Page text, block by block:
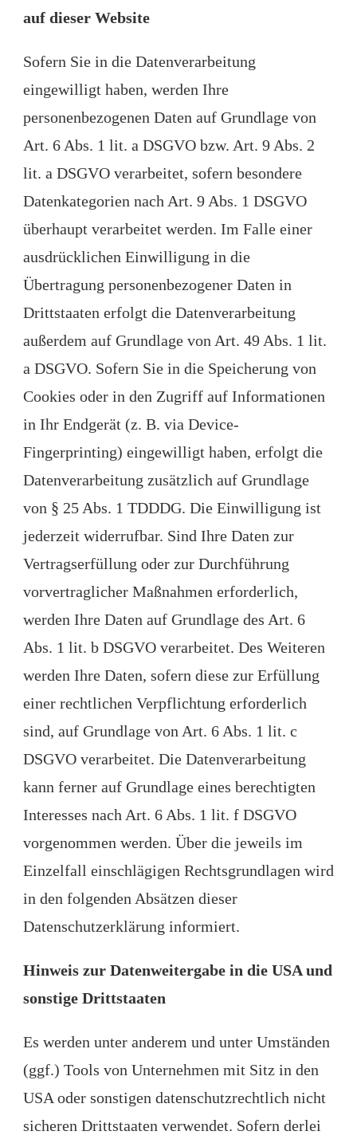
auf dieser Website
Sofern Sie in die Datenverarbeitung
eingewilligt haben, werden Ihre
personenbezogenen Daten auf Grundlage von
Art. 6 Abs. 1 lit. a DSGVO bzw. Art. 9 Abs. 2
lit. a DSGVO verarbeitet, sofern besondere
Datenkategorien nach Art. 9 Abs. 1 DSGVO
überhaupt verarbeitet werden. Im Falle einer
ausdrücklichen Einwilligung in die
Übertragung personenbezogener Daten in
Drittstaaten erfolgt die Datenverarbeitung
außerdem auf Grundlage von Art. 49 Abs. 1 lit.
a DSGVO. Sofern Sie in die Speicherung von
Cookies oder in den Zugriff auf Informationen
in Ihr Endgerät (z. B. via Device-
Fingerprinting) eingewilligt haben, erfolgt die
Datenverarbeitung zusätzlich auf Grundlage
von § 25 Abs. 1 TDDDG. Die Einwilligung ist
jederzeit widerrufbar. Sind Ihre Daten zur
Vertragserfüllung oder zur Durchführung
vorvertraglicher Maßnahmen erforderlich,
werden Ihre Daten auf Grundlage des Art. 6
Abs. 1 lit. b DSGVO verarbeitet. Des Weiteren
werden Ihre Daten, sofern diese zur Erfüllung
einer rechtlichen Verpflichtung erforderlich
sind, auf Grundlage von Art. 6 Abs. 1 lit. c
DSGVO verarbeitet. Die Datenverarbeitung
kann ferner auf Grundlage eines berechtigten
Interesses nach Art. 6 Abs. 1 lit. f DSGVO
vorgenommen werden. Über die jeweils im
Einzelfall einschlägigen Rechtsgrundlagen wird
in den folgenden Absätzen dieser
Datenschutzerklärung informiert.
Hinweis zur Datenweitergabe in die USA und
sonstige Drittstaaten
Es werden unter anderem und unter Umständen
(ggf.) Tools von Unternehmen mit Sitz in den
USA oder sonstigen datenschutzrechtlich nicht
sicheren Drittstaaten verwendet. Sofern derlei